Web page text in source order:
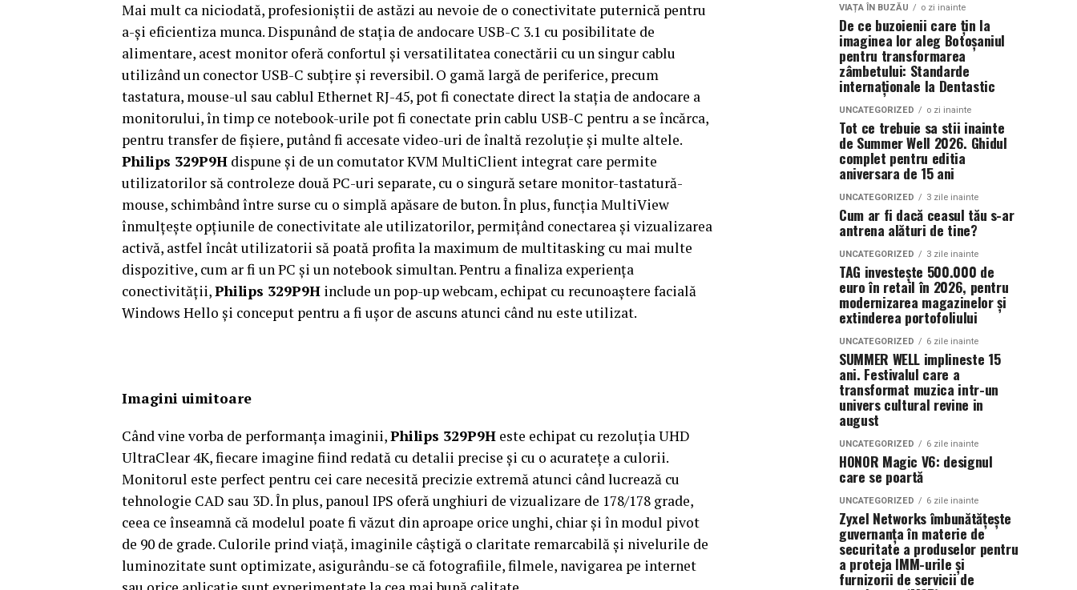
Mai mult ca niciodată, profesioniștii de astăzi au nevoie de o conectivitate puternică pentru
a-și eficientiza munca. Dispunând de stația de andocare USB-C 3.1 cu posibilitate de
alimentare, acest monitor oferă confortul și versatilitatea conectării cu un singur cablu
utilizând un conector USB-C subțire și reversibil. O gamă largă de periferice, precum
tastatura, mouse-ul sau cablul Ethernet RJ-45, pot fi conectate direct la stația de andocare a
monitorului, în timp ce notebook-urile pot fi conectate prin cablu USB-C pentru a se încărca,
pentru transfer de fișiere, putând fi accesate video-uri de înaltă rezoluție și multe altele.
Philips 329P9H dispune și de un comutator KVM MultiClient integrat care permite
utilizatorilor să controleze două PC-uri separate, cu o singură setare monitor-tastatură-
mouse, schimbând între surse cu o simplă apăsare de buton. În plus, funcția MultiView
înmulțește opțiunile de conectivitate ale utilizatorilor, permițând conectarea și vizualizarea
activă, astfel încât utilizatorii să poată profita la maximum de multitasking cu mai multe
dispozitive, cum ar fi un PC și un notebook simultan. Pentru a finaliza experiența
conectivității,Philips 329P9H include un pop-up webcam, echipat cu recunoaștere facială
Windows Hello și conceput pentru a fi ușor de ascuns atunci când nu este utilizat.
Imagini uimitoare
Când vine vorba de performanța imaginii,Philips 329P9H este echipat cu rezoluția UHD
UltraClear 4K, fiecare imagine fiind redată cu detalii precise și cu o acuratețe a culorii.
Monitorul este perfect pentru cei care necesită precizie extremă atunci când lucrează cu
tehnologie CAD sau 3D. În plus, panoul IPS oferă unghiuri de vizualizare de 178/178 grade,
ceea ce înseamnă că modelul poate fi văzut din aproape orice unghi, chiar și în modul pivot
de 90 de grade. Culorile prind viață, imaginile câștigă o claritate remarcabilă și nivelurile de
luminozitate sunt optimizate, asigurându-se că fotografiile, filmele, navigarea pe internet
VIAȚA ÎN BUZĂU o zi inainte
De ce buzoienii care țin la
imaginea lor aleg Botoșaniul
pentru transformarea
zâmbetului: Standarde
internaționale la Dentastic
UNCATEGORIZED o zi inainte
Tot ce trebuie sa stii inainte
de Summer Well 2026. Ghidul
complet pentru editia
aniversara de 15 ani
UNCATEGORIZED 3 zile inainte
Cum ar fi dacă ceasul tău s-ar
antrena alături de tine?
UNCATEGORIZED 3 zile inainte
TAG investește 500.000 de
euro în retail în 2026, pentru
modernizarea magazinelor și
extinderea portofoliului
UNCATEGORIZED 6 zile inainte
SUMMER WELL implineste 15
ani. Festivalul care a
transformat muzica intr-un
univers cultural revine in
august
UNCATEGORIZED 6 zile inainte
HONOR Magic V6: designul
care se poartă
UNCATEGORIZED 6 zile inainte
Zyxel Networks îmbunătățește
guvernanța în materie de
securitate a produselor pentru
a proteja IMM-urile și
furnizorii de servicii de